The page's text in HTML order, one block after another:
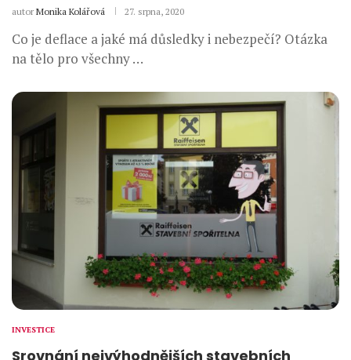
autor Monika Kolářová 27. srpna, 2020
Co je deflace a jaké má důsledky i nebezpečí? Otázka
na tělo pro všechny …
INVESTICE
Srovnání nejvýhodnějších stavebních